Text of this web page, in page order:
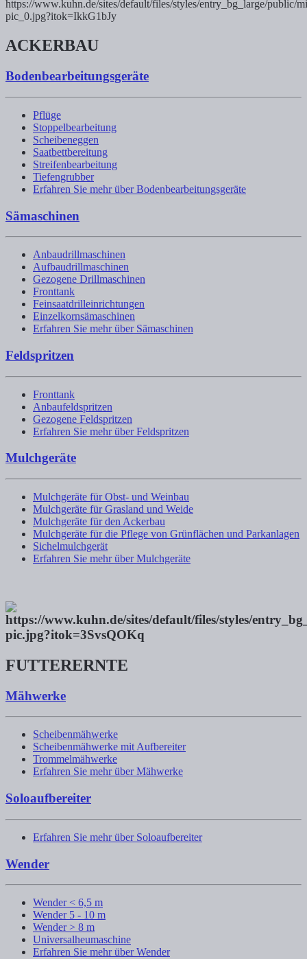
ACKERBAU
Bodenbearbeitungsgeräte
Pflüge
Stoppelbearbeitung
Scheibeneggen
Saatbettbereitung
Streifenbearbeitung
Tiefengrubber
Erfahren Sie mehr über Bodenbearbeitungsgeräte
Sämaschinen
Anbaudrillmaschinen
Aufbaudrillmaschinen
Gezogene Drillmaschinen
Fronttank
Feinsaatdrilleinrichtungen
Einzelkornsämaschinen
Erfahren Sie mehr über Sämaschinen
Feldspritzen
Fronttank
Anbaufeldspritzen
Gezogene Feldspritzen
Erfahren Sie mehr über Feldspritzen
Mulchgeräte
Mulchgeräte für Obst- und Weinbau
Mulchgeräte für Grasland und Weide
Mulchgeräte für den Ackerbau
Mulchgeräte für die Pflege von Grünflächen und Parkanlagen
Sichelmulchgerät
Erfahren Sie mehr über Mulchgeräte
FUTTERERNTE
Mähwerke
Scheibenmähwerke
Scheibenmähwerke mit Aufbereiter
Trommelmähwerke
Erfahren Sie mehr über Mähwerke
Soloaufbereiter
Erfahren Sie mehr über Soloaufbereiter
Wender
Wender < 6,5 m
Wender 5 - 10 m
Wender > 8 m
Universalheumaschine
Erfahren Sie mehr über Wender